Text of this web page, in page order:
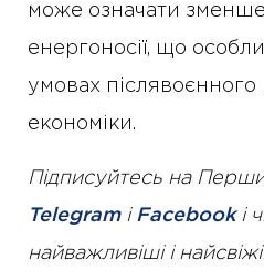
може означати
енергоносії, що
умовах післявоєнного
економіки.
Підписуйтесь на
Telegramі Facebookі
найважливіші і